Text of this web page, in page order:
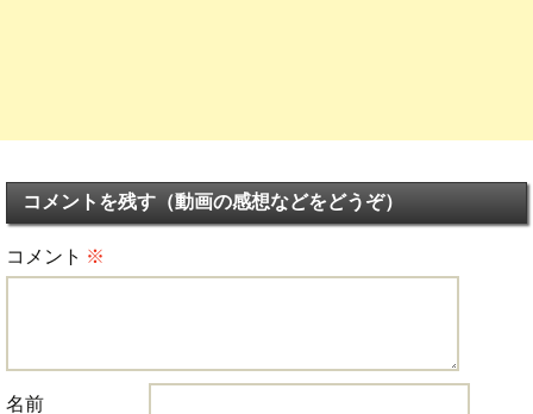
コメントを残す（動画の感想などをどうぞ）
コメント ※
名前